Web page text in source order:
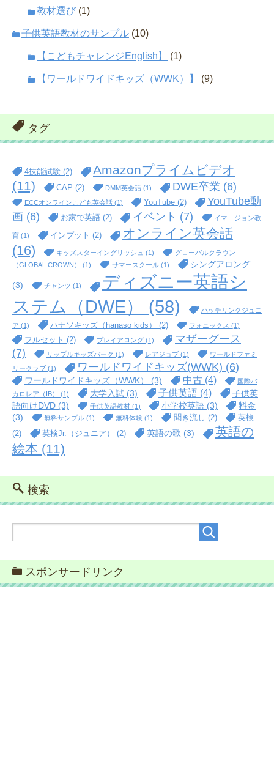
教材選び (1)
子供英語教材のサンプル (10)
【こどもチャレンジEnglish】 (1)
【ワールドワイドキッズ（WWK）】 (9)
タグ
4技能試験 (2)
Amazonプライムビデオ
(11)
CAP (2) DMM英会話 (1) DWE卒業 (6)
ECCオンラインこども英会話 (1) YouTube (2)
YouTube動
画 (6) お家で英語 (2) イベント (7) イマ―ジョン教
育 (1) インプット (2)
オンライン英会話
(16)
キッズスターイングリッシュ (1)
グローバルクラウン
（GLOBAL CROWN）
(1) サマースクール (1) シングアロング
(3) チャンツ (1)
ディズニー英語シ
ステム（DWE）
(58) ハッチリンクジュニ
ア (1) ハナソキッズ（hanaso kids） (2) フォニックス (1)
フルセット (2) プレイアロング (1)
マザーグース
(7)
リップルキッズパーク (1) レアジョブ (1)
ワールドファミ
リークラブ (1) ワールドワイドキッズ(WWK) (6)
ワールドワイドキッズ（WWK） (3) 中古 (4)
国際バ
カロレア（IB）
(1) 大学入試 (3) 子供英語 (4)
子供英
語向けDVD (3) 子供英語教材 (1) 小学校英語 (3)
料金
(3)
無料サンプル (1) 無料体験 (1) 聞き流し (2)
英検
(2)
英検Jr.（ジュニア） (2) 英語の歌 (3)
英語の
絵本 (11)
検索
スポンサードリンク